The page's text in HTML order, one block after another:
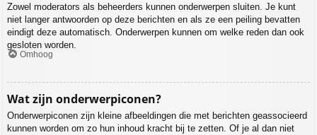
Zowel moderators als beheerders kunnen onderwerpen sluiten. Je kunt
niet langer antwoorden op deze berichten en als ze een peiling bevatten
eindigt deze automatisch. Onderwerpen kunnen om welke reden dan ook
gesloten worden.
Omhoog
Wat zijn onderwerpiconen?
Onderwerpiconen zijn kleine afbeeldingen die met berichten geassocieerd
kunnen worden om zo hun inhoud kracht bij te zetten. Of je al dan niet